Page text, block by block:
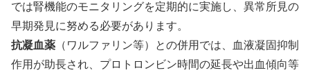
では腎機能のモニタリングを定期的に実施し、異常所見の
早期発見に努める必要があります。
抗凝血薬 （ワルファリン等）との併用では、血液凝固抑制
作用が助長され、プロトロンビン時間の延長や出血傾向等